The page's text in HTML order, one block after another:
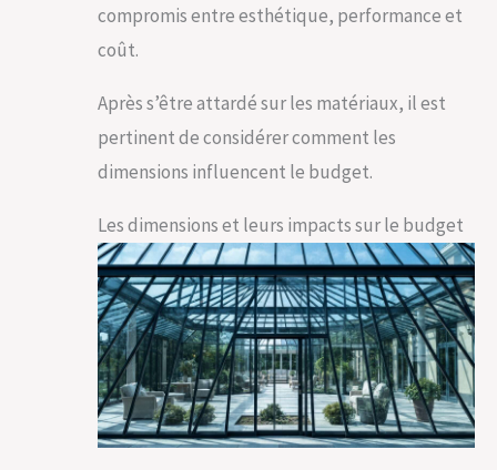
compromis entre esthétique, performance et
coût.
Après s’être attardé sur les matériaux, il est
pertinent de considérer comment les
dimensions influencent le budget.
Les dimensions et leurs impacts sur le budget